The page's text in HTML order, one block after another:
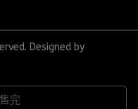
完
Designed by